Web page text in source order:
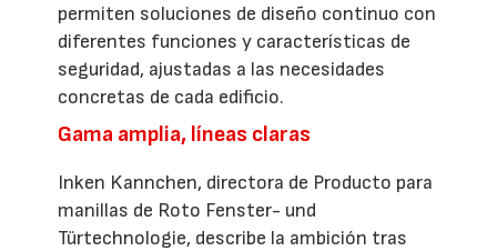
permiten soluciones de diseño continuo con
diferentes funciones y características de
seguridad, ajustadas a las necesidades
concretas de cada edificio.
Gama amplia, líneas claras
Inken Kannchen, directora de Producto para
manillas de Roto Fenster- und
Türtechnologie, describe la ambición tras